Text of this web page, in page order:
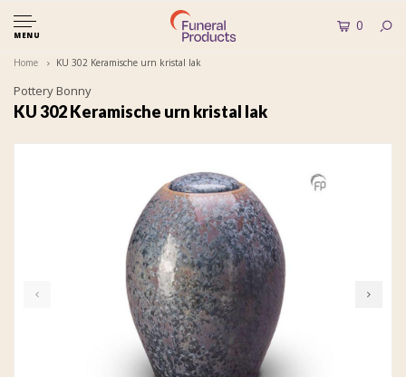
MENU
0
Home KU 302 Keramische urn kristal lak
Pottery Bonny
KU 302 Keramische urn kristal lak